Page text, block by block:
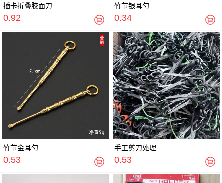
插卡折叠胶面刀
0.92
竹节银耳勺
0.34
竹节金耳勺
0.53
手工剪刀处理
0.53